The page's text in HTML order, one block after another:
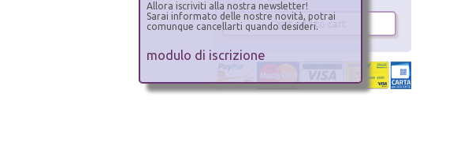
add to cart
Allora iscriviti alla nostra newsletter!
Sarai informato delle nostre novità, potrai
comunque cancellarti quando desideri.
modulo di iscrizione